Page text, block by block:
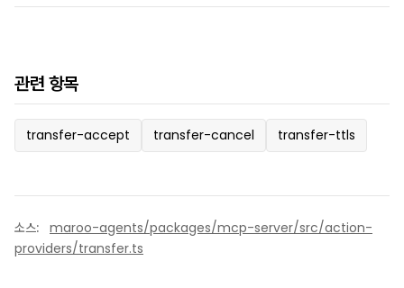
관련 항목
transfer-accept transfer-cancel transfer-ttls
소스: maroo-agents/packages/mcp-server/src/action-
providers/transfer.ts